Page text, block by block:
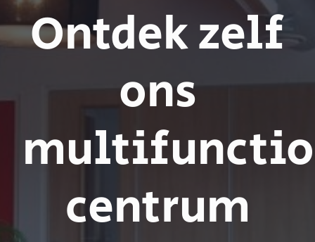
Ontdek zelf
ons
centrum